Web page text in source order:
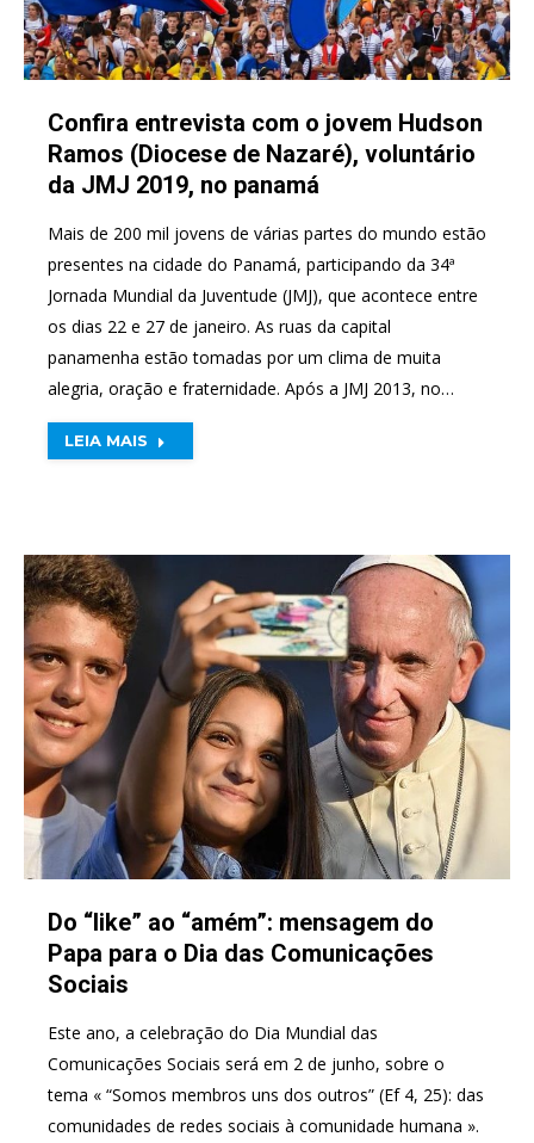
Confira entrevista com o jovem Hudson
Ramos (Diocese de Nazaré), voluntário
da JMJ 2019, no panamá
Mais de 200 mil jovens de várias partes do mundo estão
presentes na cidade do Panamá, participando da 34ª
Jornada Mundial da Juventude (JMJ), que acontece entre
os dias 22 e 27 de janeiro. As ruas da capital
panamenha estão tomadas por um clima de muita
alegria, oração e fraternidade. Após a JMJ 2013, no…
LEIA MAIS
Do “like” ao “amém”: mensagem do
Papa para o Dia das Comunicações
Sociais
Este ano, a celebração do Dia Mundial das
Comunicações Sociais será em 2 de junho, sobre o
tema « “Somos membros uns dos outros” (Ef 4, 25): das
comunidades de redes sociais à comunidade humana ».